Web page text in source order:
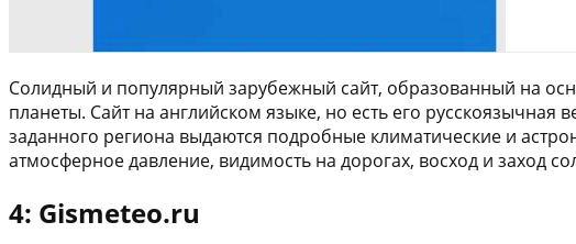
Солидный и популярный зарубежный сайт, образованный на
планеты. Сайт на английском языке, но есть его
заданного региона выдаются подробные климатические и
атмосферное давление, видимость на дорогах, восход и заход
4: Gismeteo.ru